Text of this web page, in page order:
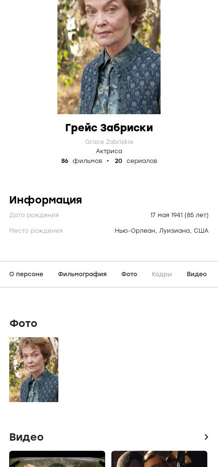
Грейс Забриски
Grace Zabriskie
Актриса
86
фильмов 20 сериалов
Информация
Дата рождения 17 мая 1941 (85 лет)
Место рождения Нью-Орлеан, Луизиана, США
О персоне Фильмография Фото Кадры Видео
Фото
Видео icon